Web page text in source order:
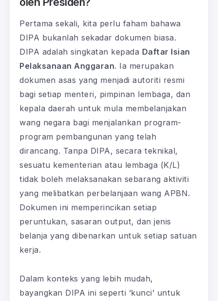
Pertama sekali, kita perlu faham bahawa
DIPA bukanlah sekadar dokumen biasa.
DIPA adalah singkatan kepada Daftar Isian
Pelaksanaan Anggaran. Ia merupakan
dokumen asas yang menjadi autoriti resmi
bagi setiap menteri, pimpinan lembaga, dan
kepala daerah untuk mula membelanjakan
wang negara bagi menjalankan program-
program pembangunan yang telah
dirancang. Tanpa DIPA, secara teknikal,
sesuatu kementerian atau lembaga (K/L)
tidak boleh melaksanakan sebarang aktiviti
yang melibatkan perbelanjaan wang APBN.
Dokumen ini memperincikan setiap
peruntukan, sasaran output, dan jenis
belanja yang dibenarkan untuk setiap satuan
kerja.
Dalam konteks yang lebih mudah,
bayangkan DIPA ini seperti ‘kunci’ untuk